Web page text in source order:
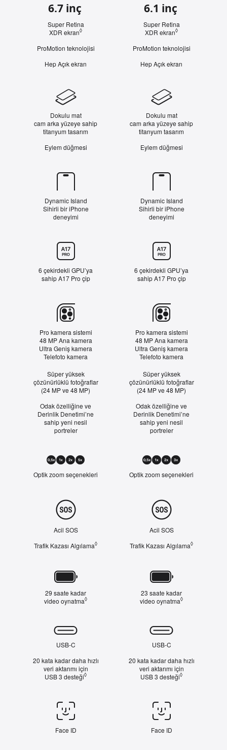
Hızlı
Bakış
6.7 inç
Super Retina
XDR ekran◊
Yasal açıklama dipnotuna bakın
ProMotion teknolojisi
Hep Açık ekran
6.1 inç
Super Retina
XDR ekran◊
ProMotion teknolojisi
Hep Açık ekran
Tasarım
Dokulu mat
cam arka yüzeye sahip
titanyum tasarım
Eylem düğmesi
Dokulu mat
cam arka yüzeye sahip
titanyum tasarım
Eylem düğmesi
Dynamic Island
Dynamic Island
Sihirli bir iPhone
deneyimi
Dynamic Island
Sihirli bir iPhone
deneyimi
6 çekirdekli GPU’ya
sahip A17 Pro çip
6 çekirdekli GPU’ya
sahip A17 Pro çip
Kamera
Pro kamera sistemi
48 MP Ana kamera
Ultra Geniş kamera
Telefoto kamera
Süper yüksek
çözünürlüklü fotoğraflar
(24 MP ve 48 MP)
Odak özelliğine ve
Derinlik Denetimi’ne
sahip yeni nesil
portreler
Pro kamera sistemi
48 MP Ana kamera
Ultra Geniş kamera
Telefoto kamera
Süper yüksek
çözünürlüklü fotoğraflar
(24 MP ve 48 MP)
Odak özelliğine ve
Derinlik Denetimi’ne
sahip yeni nesil
portreler
Optik
Zoom
0,5
Optik zoom seçenekleri
0,5
Optik zoom seçenekleri
Güvenlik
Acil SOS
Trafik Kazası Algılama◊ Yasal açıklama dipnotuna bakın
Acil SOS
Trafik Kazası Algılama◊
29 saate kadar
video oynatma◊ Yasal açıklama dipnotuna bakın
23 saate kadar
video oynatma◊
Bağlantı
Özellikleri
USB-C
20 kata kadar daha hızlı
veri aktarımı için
USB 3 desteği◊ Yasal açıklama dipnotuna bakın
USB-C
20 kata kadar daha hızlı
veri aktarımı için
USB 3 desteği◊
Face ID/Touch ID
Face ID Face ID